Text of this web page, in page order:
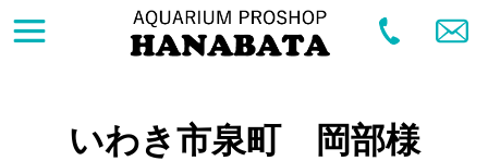
いわき市泉町 岡部様